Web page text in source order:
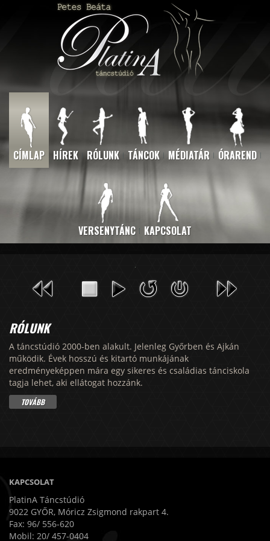
CÍMLAP HÍREK RÓLUNK TÁNCOK MÉDIATÁR ÓRAREND
VERSENYTÁNC KAPCSOLAT
RÓLUNK
A táncstúdió 2000-ben alakult. Jelenleg Győrben és Ajkán
működik. Évek hosszú és kitartó munkájának
eredményeképpen mára egy sikeres és családias tánciskola
tagja lehet, aki ellátogat hozzánk.
TOVÁBB
KAPCSOLAT
PlatinA Táncstúdió
9022 GYŐR, Móricz Zsigmond rakpart 4.
Fax: 96/ 556-620
Mobil: 20/ 457-0404